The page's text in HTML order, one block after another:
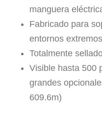
manguera
Fabricado para
entornos extremos
Totalmente
Visible hasta 500
grandes
609.6m)